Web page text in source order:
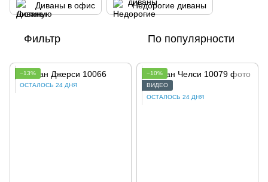
Диваны в офис Недорогие диваны
Фильтр По популярности
−13%
ОСТАЛОСЬ 24 ДНЯ
−10%
ВИДЕО
ОСТАЛОСЬ 24 ДНЯ